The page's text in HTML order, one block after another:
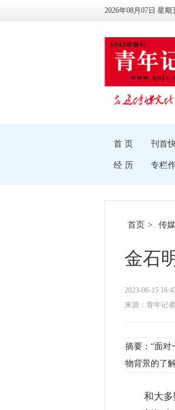
2026年08月07日 星期
首 页 刊首
经 历 专栏
首页 > 传
金石
2023-06-15
来源：青年记
摘要：“面对
物背景的了
和大多数